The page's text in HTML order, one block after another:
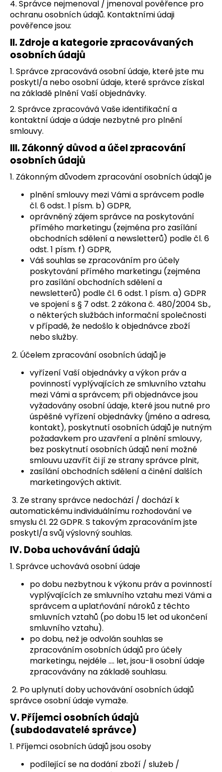
4. Správce nejmenoval / jmenoval pověřence pro
ochranu osobních údajů. Kontaktními údaji
pověřence jsou:
II.Zdroje a kategorie zpracovávaných
osobních údajů
1. Správce zpracovává osobní údaje, které jste mu
poskytl/a nebo osobní údaje, které správce získal
na základě plnění Vaší objednávky.
2. Správce zpracovává Vaše identifikační a
kontaktní údaje a údaje nezbytné pro plnění
smlouvy.
III.Zákonný důvod a účel zpracování
osobních údajů
1. Zákonným důvodem zpracování osobních údajů je
plnění smlouvy mezi Vámi a správcem podle
čl. 6 odst. 1 písm. b) GDPR,
oprávněný zájem správce na poskytování
přímého marketingu (zejména pro zasílání
obchodních sdělení a newsletterů) podle čl. 6
odst. 1 písm. f) GDPR,
Váš souhlas se zpracováním pro účely
poskytování přímého marketingu (zejména
pro zasílání obchodních sdělení a
newsletterů) podle čl. 6 odst. 1 písm. a) GDPR
ve spojení s § 7 odst. 2 zákona č. 480/2004 Sb.,
o některých službách informační společnosti
v případě, že nedošlo k objednávce zboží
nebo služby.
2. Účelem zpracování osobních údajů je
vyřízení Vaší objednávky a výkon práv a
povinností vyplývajících ze smluvního vztahu
mezi Vámi a správcem; při objednávce jsou
vyžadovány osobní údaje, které jsou nutné pro
úspěšné vyřízení objednávky (jméno a adresa,
kontakt), poskytnutí osobních údajů je nutným
požadavkem pro uzavření a plnění smlouvy,
bez poskytnutí osobních údajů není možné
smlouvu uzavřít či jí ze strany správce plnit,
zasílání obchodních sdělení a činění dalších
marketingových aktivit.
3. Ze strany správce nedochází / dochází k
automatickému individuálnímu rozhodování ve
smyslu čl. 22 GDPR. S takovým zpracováním jste
poskytl/a svůj výslovný souhlas.
IV.Doba uchovávání údajů
1. Správce uchovává osobní údaje
po dobu nezbytnou k výkonu práv a povinností
vyplývajících ze smluvního vztahu mezi Vámi a
správcem a uplatňování nároků z těchto
smluvních vztahů (po dobu 15 let od ukončení
smluvního vztahu).
po dobu, než je odvolán souhlas se
zpracováním osobních údajů pro účely
marketingu, nejdéle …. let, jsou-li osobní údaje
zpracovávány na základě souhlasu.
2. Po uplynutí doby uchovávání osobních údajů
správce osobní údaje vymaže.
V.Příjemci osobních údajů
(subdodavatelé správce)
1. Příjemci osobních údajů jsou osoby
podílející se na dodání zboží / služeb /